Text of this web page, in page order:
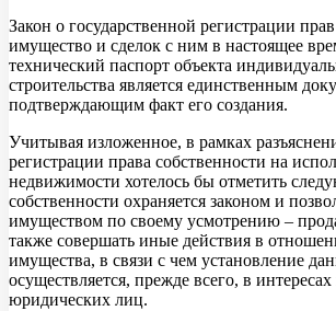
Закон о государственной регистрации
имущество и сделок с ним в настоящее
технический паспорт объекта
строительства является единственным
подтверждающим факт его создания.
Учитывая изложенное, в рамках
регистрации права собственности на
недвижимости хотелось бы отметить
собственности охраняется законом и
имуществом по своему усмотрению –
также совершать иные действия в
имущества, в связи с чем установление
осуществляется, прежде всего, в
юридических лиц.